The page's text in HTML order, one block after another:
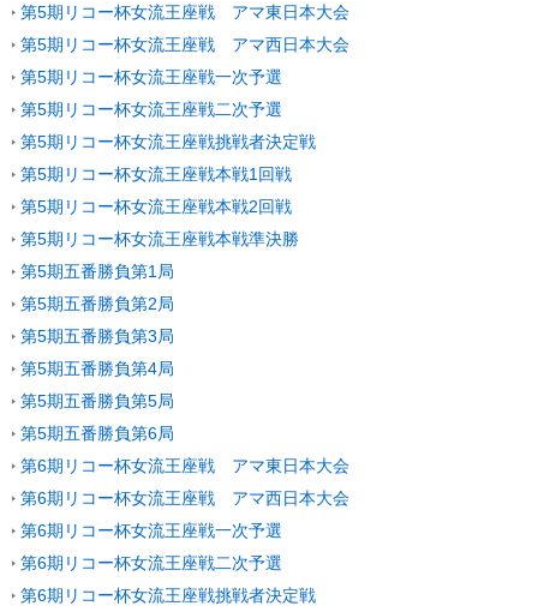
第5期リコー杯女流王座戦 アマ東日本大会
第5期リコー杯女流王座戦 アマ西日本大会
第5期リコー杯女流王座戦一次予選
第5期リコー杯女流王座戦二次予選
第5期リコー杯女流王座戦挑戦者決定戦
第5期リコー杯女流王座戦本戦1回戦
第5期リコー杯女流王座戦本戦2回戦
第5期リコー杯女流王座戦本戦準決勝
第5期五番勝負第1局
第5期五番勝負第2局
第5期五番勝負第3局
第5期五番勝負第4局
第5期五番勝負第5局
第5期五番勝負第6局
第6期リコー杯女流王座戦 アマ東日本大会
第6期リコー杯女流王座戦 アマ西日本大会
第6期リコー杯女流王座戦一次予選
第6期リコー杯女流王座戦二次予選
第6期リコー杯女流王座戦挑戦者決定戦